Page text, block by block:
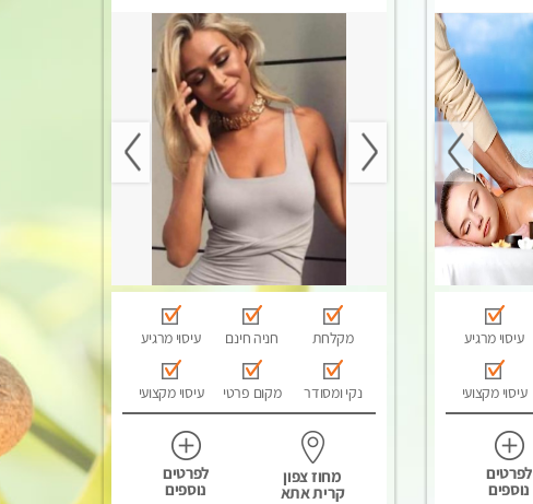
עיסוי מרגיע
עיסוי מקצועי
לפרטים
נוספים
הבית, עיסוי טנטרה, עיסוי מגבר
לגבר, עיסוי מגבר לאישה
מקלחת חניה חינם עיסוי מרגיע
נקי ומסודר מקום פרטי עיסוי מקצועי
מחוז צפון
קרית אתא
לפרטים
נוספים